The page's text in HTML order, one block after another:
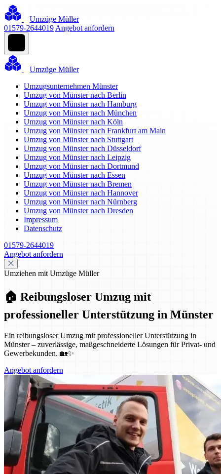
Umzüge Müller
01579-2644019 Angebot anfordern
Umzüge Müller
Umzugsunternehmen Münster
Umzug von Münster nach Berlin
Umzug von Münster nach Hamburg
Umzug von Münster nach München
Umzug von Münster nach Köln
Umzug von Münster nach Frankfurt am Main
Umzug von Münster nach Stuttgart
Umzug von Münster nach Düsseldorf
Umzug von Münster nach Leipzig
Umzug von Münster nach Dortmund
Umzug von Münster nach Essen
Umzug von Münster nach Bremen
Umzug von Münster nach Hannover
Umzug von Münster nach Nürnberg
Umzug von Münster nach Dresden
Impressum
Datenschutz
01579-2644019
Angebot anfordern
Umziehen mit Umzüge Müller
🏠 Reibungsloser Umzug mit
professioneller Unterstützung in Münster
Ein reibungsloser Umzug mit professioneller Unterstützung in
Münster – zuverlässige, maßgeschneiderte Lösungen für Privat- und
Gewerbekunden. 🏡✨
Angebot anfordern